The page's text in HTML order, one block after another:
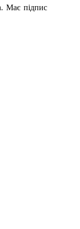
Має підпис